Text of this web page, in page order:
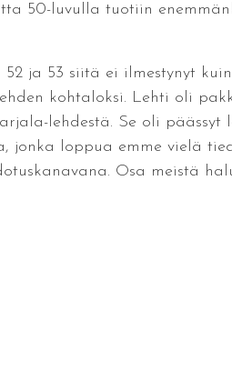
50-luvulla tuotiin
ja 53 siitä ei ilmestynyt
kohtaloksi. Lehti oli
lehdestä. Se oli
loppua emme vielä
Osa meistä